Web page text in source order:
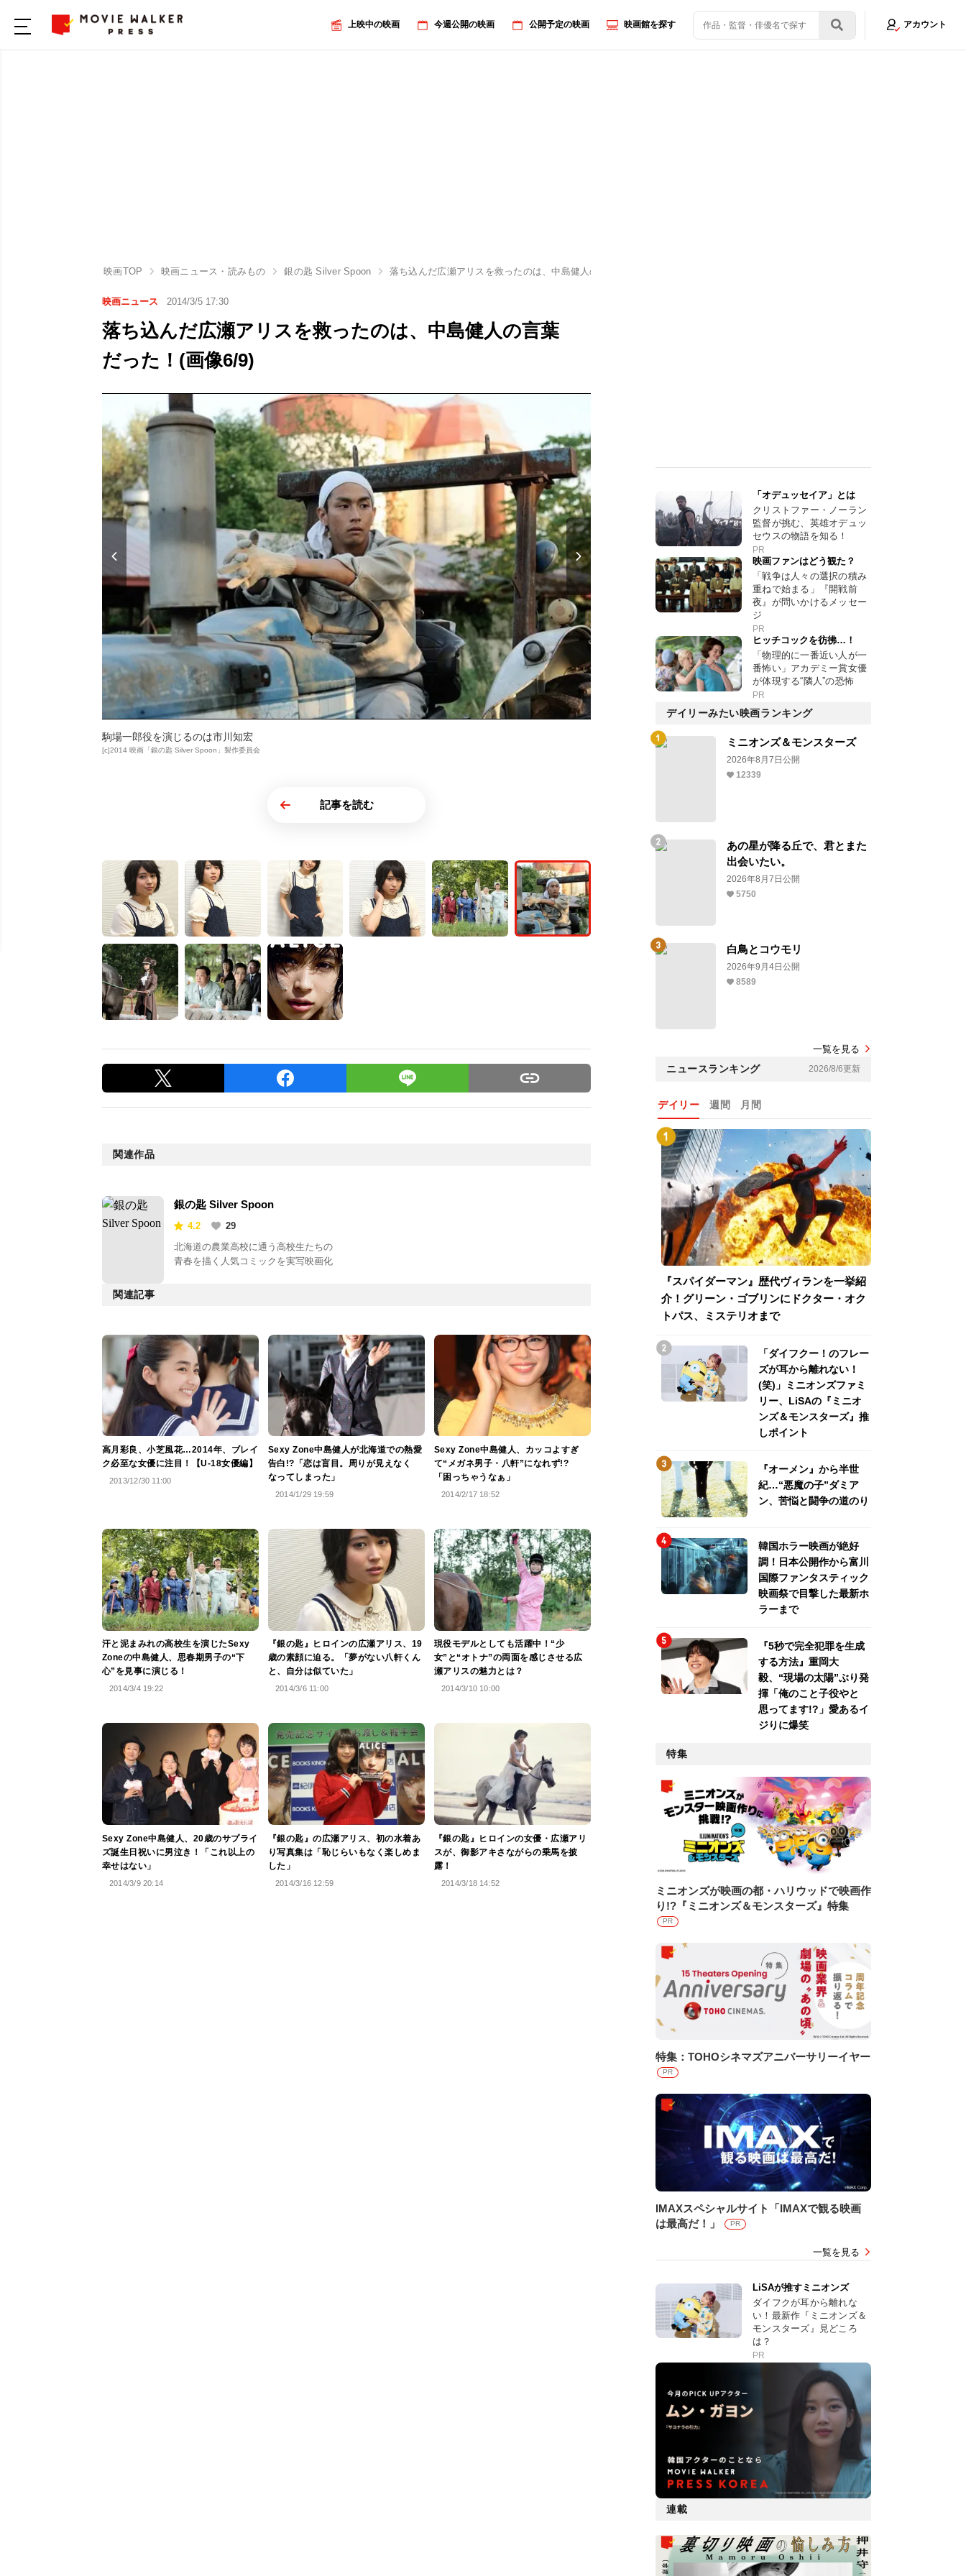
上映中の映画 今週公開の映画 公開予定の映画 映画館を探す アカウント
映画TOP 映画ニュース・読みもの 銀の匙 Silver Spoon 落ち込んだ広瀬アリスを救ったのは、中島健人の言葉だった！
映画ニュース 2014/3/5 17:30
落ち込んだ広瀬アリスを救ったのは、中島健人の言葉
だった！(画像6/9)
駒場一郎役を演じるのは市川知宏
[c]2014 映画「銀の匙 Silver Spoon」製作委員会
記事を読む
関連作品
銀の匙 Silver Spoon
4.2
29
北海道の農業高校に通う高校生たちの
青春を描く人気コミックを実写映画化
関連記事
高月彩良、小芝風花…2014年、ブレイ
ク必至な女優に注目！【U-18女優編】
2013/12/30 11:00
Sexy Zone中島健人が北海道での熱愛
告白!?「恋は盲目。周りが見えなく
なってしまった」
2014/1/29 19:59
Sexy Zone中島健人、カッコよすぎ
て“メガネ男子・八軒”になれず!?
「困っちゃうなぁ」
2014/2/17 18:52
汗と泥まみれの高校生を演じたSexy
Zoneの中島健人、思春期男子の“下
心”を見事に演じる！
2014/3/4 19:22
『銀の匙』ヒロインの広瀬アリス、19
歳の素顔に迫る。「夢がない八軒くん
と、自分は似ていた」
2014/3/6 11:00
現役モデルとしても活躍中！“少
女”と“オトナ”の両面を感じさせる広
瀬アリスの魅力とは？
2014/3/10 10:00
Sexy Zone中島健人、20歳のサプライ
ズ誕生日祝いに男泣き！「これ以上の
幸せはない」
2014/3/9 20:14
『銀の匙』の広瀬アリス、初の水着あ
り写真集は「恥じらいもなく楽しめま
した」
2014/3/16 12:59
『銀の匙』ヒロインの女優・広瀬アリ
スが、御影アキさながらの乗馬を披
露！
2014/3/18 14:52
「オデュッセイア」とは
クリストファー・ノーラン
監督が挑む、英雄オデュッ
セウスの物語を知る！
PR
映画ファンはどう観た？
「戦争は人々の選択の積み
重ねで始まる」『開戦前
夜』が問いかけるメッセー
ジ
PR
ヒッチコックを彷彿…！
「物理的に一番近い人が一
番怖い」アカデミー賞女優
が体現する“隣人”の恐怖
PR
デイリーみたい映画ランキング
ミニオンズ＆モンスターズ
2026年8月7日公開
12339
あの星が降る丘で、君とまた
出会いたい。
2026年8月7日公開
5750
白鳥とコウモリ
2026年9月4日公開
8589
一覧を見る
ニュースランキング 2026/8/6更新
デイリー 週間 月間
『スパイダーマン』歴代ヴィランを一挙紹
介！グリーン・ゴブリンにドクター・オク
トパス、ミステリオまで
「ダイフクー！のフレー
ズが耳から離れない！
(笑)」ミニオンズファミ
リー、LiSAの『ミニオ
ンズ＆モンスターズ』推
しポイント
『オーメン』から半世
紀…“悪魔の子”ダミア
ン、苦悩と闘争の道のり
韓国ホラー映画が絶好
調！日本公開作から富川
国際ファンタスティック
映画祭で目撃した最新ホ
ラーまで
『5秒で完全犯罪を生成
する方法』重岡大
毅、“現場の太陽”ぶり発
揮「俺のこと子役やと
思ってます!?」愛あるイ
ジりに爆笑
特集
ミニオンズが映画の都・ハリウッドで映画作
り!?『ミニオンズ＆モンスターズ』特集
PR
特集：TOHOシネマズアニバーサリーイヤー
PR
IMAXスペシャルサイト「IMAXで観る映画
は最高だ！」
PR
一覧を見る
LiSAが推すミニオンズ
ダイフクが耳から離れな
い！最新作『ミニオンズ＆
モンスターズ』見どころ
は？
PR
連載